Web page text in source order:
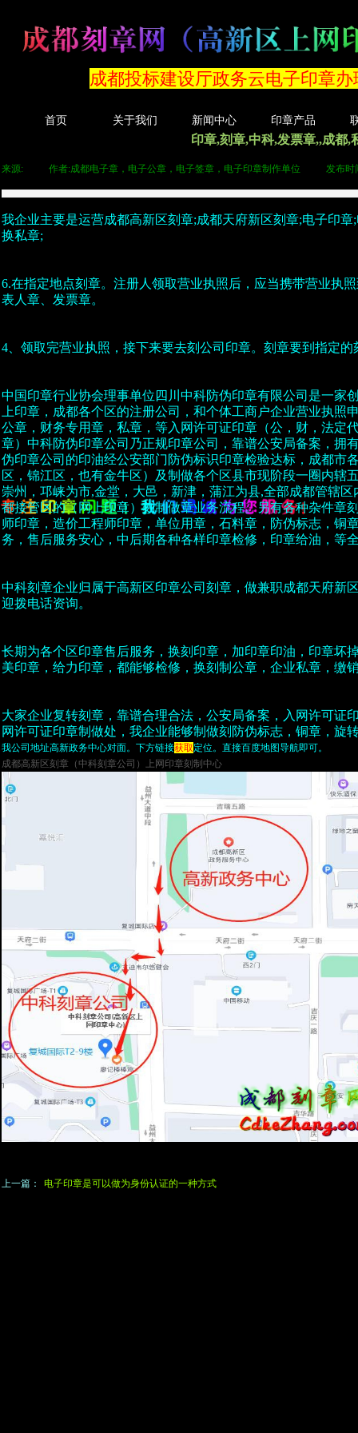
首页 关于我们 新闻中心 印章产品
成都投标建设厅政务云​​​​​​​​​​​​电子印章办
印章,刻章,中科,发票章,,成都,
来源: 作者:成都电子章，电子公章，电子签章，电子印章制作单位 发布
我企业主要是运营成都高新区刻章;成都天府新区刻章;电子印
换私章;
6.在指定地点刻章。注册人领取营业执照后，应当携带营业执
表人章、发票章。
4、领取完营业执照，接下来要去刻公司印章。刻章要到指定
中国印章行业协会理事单位四川中科防伪印章有限公司是一家
上印章，成都各个区的注册公司，和个体工商户企业营业执
公章，财务专用章，私章，等入网许可证印章（公，财，法定
章）中科防伪印章公司乃正规印章公司，靠谱公安局备案，拥
伪印章公司的印油经公安部门防伪标识印章检验达标，成都市
区，锦江区，也有金牛区）及制做各个区县市现阶段一圈内辖
崇州，邛崃为市,金堂，大邑，新津，蒲江为县,全部成都管辖
都接管区的（网上印章）刻制做章业务流程。另有各种杂件章
师印章，造价工程师印章，单位用章，石料章，防伪标志，铜
务，售后服务安心，中后期各种各样印章检修，印章给油，等
中科刻章企业归属于高新区印章公司刻章，做兼职成都天府新
迎拨电话资询。
长期为各个区印章售后服务，换刻印章，加印章印油，印章坏
美印章，给力印章，都能够检修，换刻制公章，企业私章，缴
大家企业复转刻章，靠谱合理合法，公安局备案，入网许可证
网许可证印章制做处，我企业能够制做刻防伪标志，铜章，旋
我公司地址高新政务中心对面。下方链接获取定位。直接百度地图导航即可。
成都高新区刻章（中科刻章公司）上网印章刻制中心
上一篇： 电子印章是可以做为身份认证的一种方式